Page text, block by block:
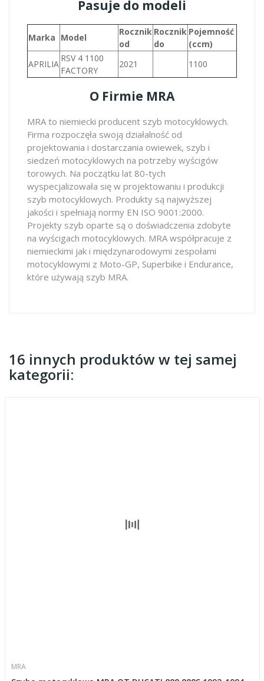
Pasuje do modeli
Marka Model
Rocznik
od
Rocznik
do
Pojemność
(ccm)
APRILIA
RSV 4 1100
FACTORY
2021 1100
O Firmie MRA
MRA to niemiecki producent szyb motocyklowych.
Firma rozpoczęła swoją działalność od
projektowania i dostarczania owiewek, szyb i
siedzeń motocyklowych na potrzeby wyścigów
torowych. Na początku lat 80-tych
wyspecjalizowała się w projektowaniu i produkcji
szyb motocyklowych. Produkty są najwyższej
jakości i spełniają normy EN ISO 9001:2000.
Projekty szyb oparte są o doświadczenia zdobyte
na wyścigach motocyklowych. MRA współpracuje z
niemieckimi jak i międzynarodowymi zespołami
motocyklowymi z Moto-GP, Superbike i Endurance,
które używają szyb MRA.
16 innych produktów w tej samej
kategorii:
MRA